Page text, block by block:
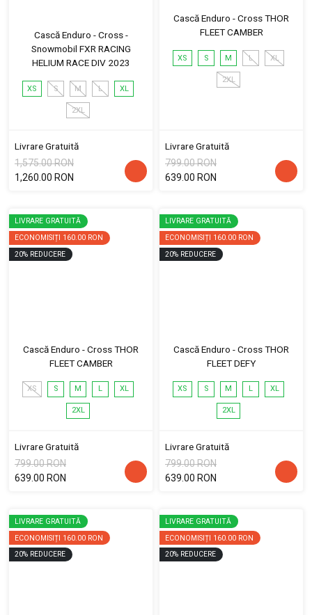
Cască Enduro - Cross -
Snowmobil FXR RACING
HELIUM RACE DIV 2023
XS S M L XL
2XL
Livrare Gratuită
1,575.00 RON
1,260.00 RON
Cască Enduro - Cross THOR
FLEET CAMBER
XS S M L XL
2XL
Livrare Gratuită
799.00 RON
639.00 RON
LIVRARE GRATUITĂ
ECONOMISIȚI 160.00 RON
20% REDUCERE
Cască Enduro - Cross THOR
FLEET CAMBER
XS S M L XL
2XL
Livrare Gratuită
799.00 RON
639.00 RON
LIVRARE GRATUITĂ
ECONOMISIȚI 160.00 RON
20% REDUCERE
Cască Enduro - Cross THOR
FLEET DEFY
XS S M L XL
2XL
Livrare Gratuită
799.00 RON
639.00 RON
LIVRARE GRATUITĂ
ECONOMISIȚI 160.00 RON
20% REDUCERE
LIVRARE GRATUITĂ
ECONOMISIȚI 160.00 RON
20% REDUCERE